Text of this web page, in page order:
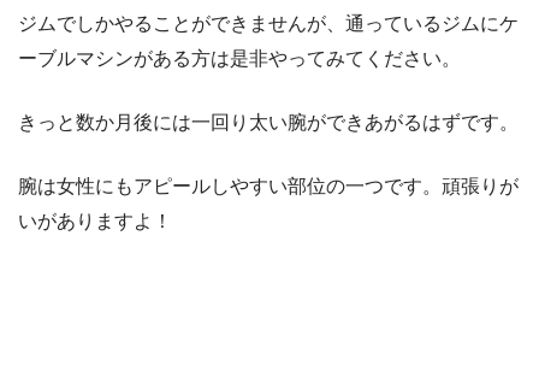
ジムでしかやることができませんが、通っているジムにケ
ーブルマシンがある方は是非やってみてください。
きっと数か月後には一回り太い腕ができあがるはずです。
腕は女性にもアピールしやすい部位の一つです。頑張りが
いがありますよ！